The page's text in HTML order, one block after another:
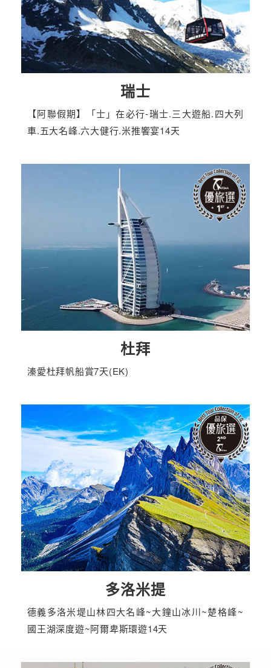
瑞士
【阿聯假期】「士」在必行-瑞士.三大遊船.四大列
車.五大名峰.六大健行.米推饗宴14天
杜拜
溱愛杜拜帆船賞7天(EK)
多洛米提
德義多洛米堤山林四大名峰~大鐘山冰川~楚格峰~
國王湖深度遊~阿爾卑斯環遊14天